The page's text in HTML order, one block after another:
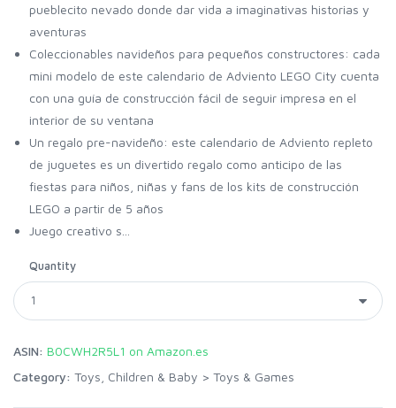
pueblecito nevado donde dar vida a imaginativas historias y
aventuras
Coleccionables navideños para pequeños constructores: cada
mini modelo de este calendario de Adviento LEGO City cuenta
con una guía de construcción fácil de seguir impresa en el
interior de su ventana
Un regalo pre-navideño: este calendario de Adviento repleto
de juguetes es un divertido regalo como anticipo de las
fiestas para niños, niñas y fans de los kits de construcción
LEGO a partir de 5 años
Juego creativo s...
Quantity
ASIN: B0CWH2R5L1 on Amazon.es
Category: Toys, Children & Baby > Toys & Games